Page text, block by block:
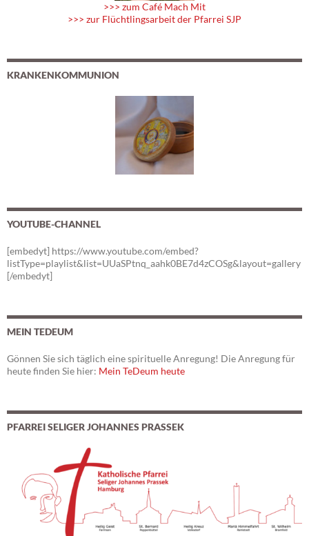
>>> zum Café Mach Mit
>>> zur Flüchtlingsarbeit der Pfarrei SJP
KRANKENKOMMUNION
YOUTUBE-CHANNEL
[embedyt] https://www.youtube.com/embed?
listType=playlist&list=UUaSPtnq_aahk0BE7d4zCOSg&layout=gallery
[/embedyt]
MEIN TEDEUM
Gönnen Sie sich täglich eine spirituelle Anregung! Die Anregung für
heute finden Sie hier: Mein TeDeum heute
PFARREI SELIGER JOHANNES PRASSEK